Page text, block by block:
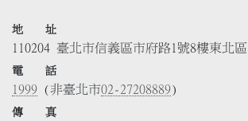
地 址
110204 臺北市信義區市府路1號8樓東北區
電 話
1999 (非臺北市02-27208889)
傳 真